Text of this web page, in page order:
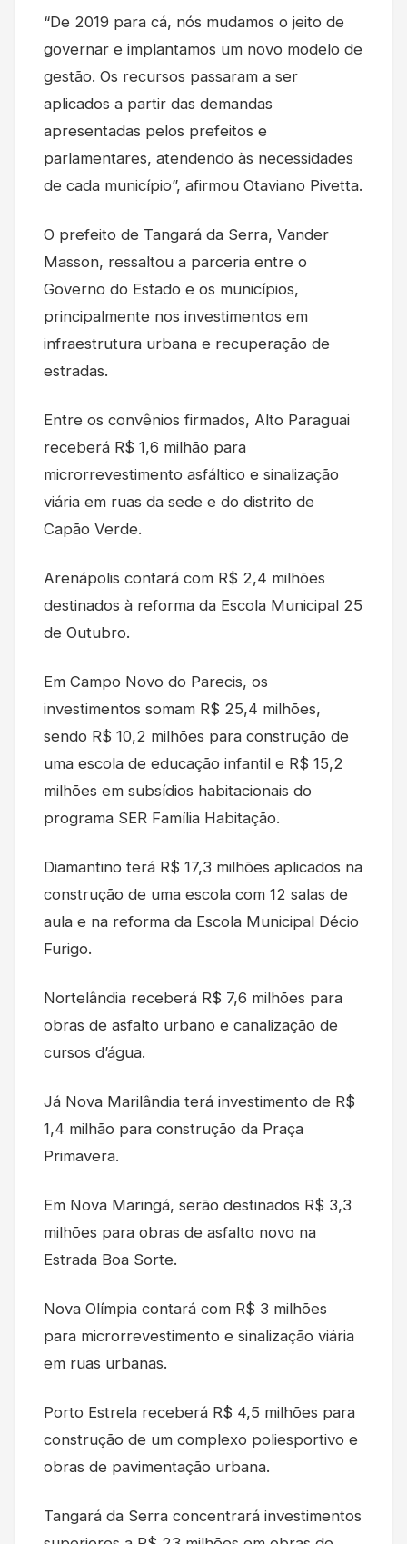
“De 2019 para cá, nós mudamos o jeito de
governar e implantamos um novo modelo de
gestão. Os recursos passaram a ser
aplicados a partir das demandas
apresentadas pelos prefeitos e
parlamentares, atendendo às necessidades
de cada município”, afirmou Otaviano Pivetta.
O prefeito de Tangará da Serra, Vander
Masson, ressaltou a parceria entre o
Governo do Estado e os municípios,
principalmente nos investimentos em
infraestrutura urbana e recuperação de
estradas.
Entre os convênios firmados, Alto Paraguai
receberá R$ 1,6 milhão para
microrrevestimento asfáltico e sinalização
viária em ruas da sede e do distrito de
Capão Verde.
Arenápolis contará com R$ 2,4 milhões
destinados à reforma da Escola Municipal 25
de Outubro.
Em Campo Novo do Parecis, os
investimentos somam R$ 25,4 milhões,
sendo R$ 10,2 milhões para construção de
uma escola de educação infantil e R$ 15,2
milhões em subsídios habitacionais do
programa SER Família Habitação.
Diamantino terá R$ 17,3 milhões aplicados na
construção de uma escola com 12 salas de
aula e na reforma da Escola Municipal Décio
Furigo.
Nortelândia receberá R$ 7,6 milhões para
obras de asfalto urbano e canalização de
cursos d’água.
Já Nova Marilândia terá investimento de R$
1,4 milhão para construção da Praça
Primavera.
Em Nova Maringá, serão destinados R$ 3,3
milhões para obras de asfalto novo na
Estrada Boa Sorte.
Nova Olímpia contará com R$ 3 milhões
para microrrevestimento e sinalização viária
em ruas urbanas.
Porto Estrela receberá R$ 4,5 milhões para
construção de um complexo poliesportivo e
obras de pavimentação urbana.
Tangará da Serra concentrará investimentos